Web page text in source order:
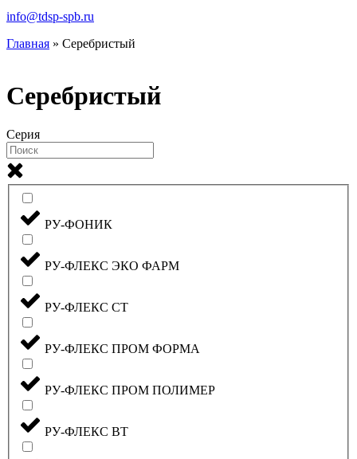
info@tdsp-spb.ru
Главная » Серебристый
Серебристый
Серия
РУ-ФОНИК
РУ-ФЛЕКС ЭКО ФАРМ
РУ-ФЛЕКС СТ
РУ-ФЛЕКС ПРОМ ФОРМА
РУ-ФЛЕКС ПРОМ ПОЛИМЕР
РУ-ФЛЕКС ВТ